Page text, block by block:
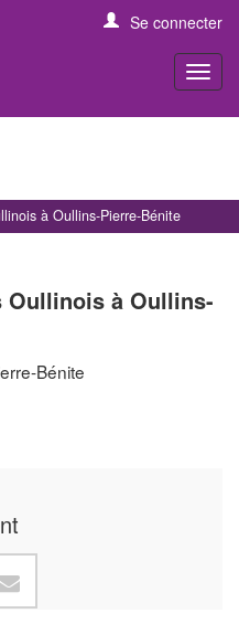
Se connecter
à Oullins-Pierre-Bénite
Oullinois à Oullins-
Bénite